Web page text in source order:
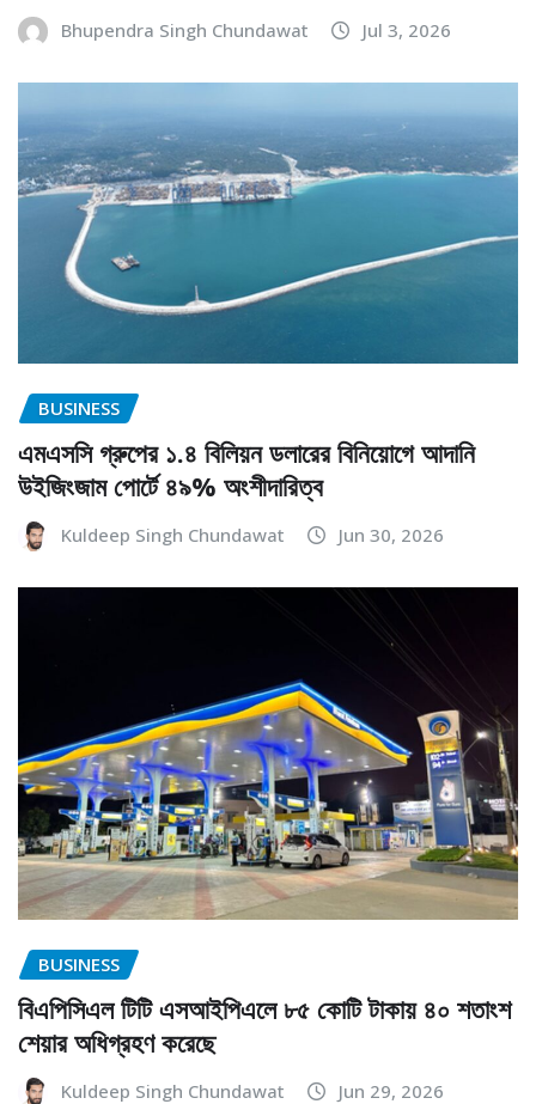
Bhupendra Singh Chundawat Jul 3, 2026
BUSINESS
এমএসসি গ্রুপের ১.৪ বিলিয়ন ডলারের বিনিয়োগে আদানি
উইজিংজাম পোর্টে ৪৯% অংশীদারিত্ব
Kuldeep Singh Chundawat Jun 30, 2026
BUSINESS
বিএপিসিএল টিটি এসআইপিএলে ৮৫ কোটি টাকায় ৪০ শতাংশ
শেয়ার অধিগ্রহণ করেছে
Kuldeep Singh Chundawat Jun 29, 2026